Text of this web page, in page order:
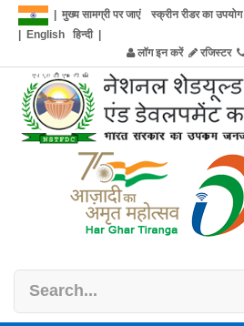
मुख्य सामग्री पर जाएं स्क्रीन रीडर का उपयोग
English हिन्दी|
लॉग इन करें
रजिस्टर